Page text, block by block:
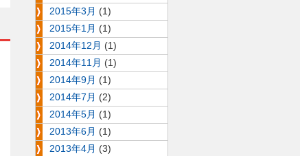
2015年3月 (1)
2015年1月 (1)
2014年12月 (1)
2014年11月 (1)
2014年9月 (1)
2014年7月 (2)
2014年5月 (1)
2013年6月 (1)
2013年4月 (3)